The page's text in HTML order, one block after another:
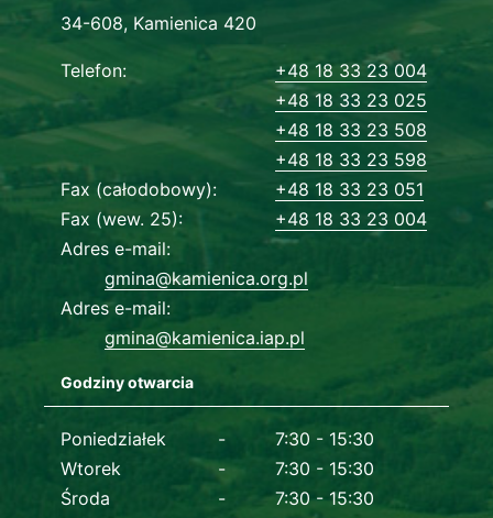
Adres urzędu
34-608, Kamienica 420
Dane kontaktowe
Telefon
+48 18 33 23 004
+48 18 33 23 025
+48 18 33 23 508
+48 18 33 23 598
Fax (całodobowy)
+48 18 33 23 051
Fax (wew. 25)
+48 18 33 23 004
Adres e-mail
gmina@kamienica.org.pl
Adres e-mail
gmina@kamienica.iap.pl
Godziny otwarcia
Dane kontaktowe
Poniedziałek
7:30 - 15:30
Wtorek
7:30 - 15:30
Środa
7:30 - 15:30